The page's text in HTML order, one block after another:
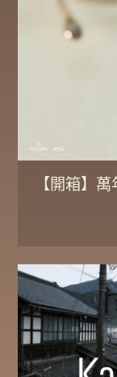
【開箱】